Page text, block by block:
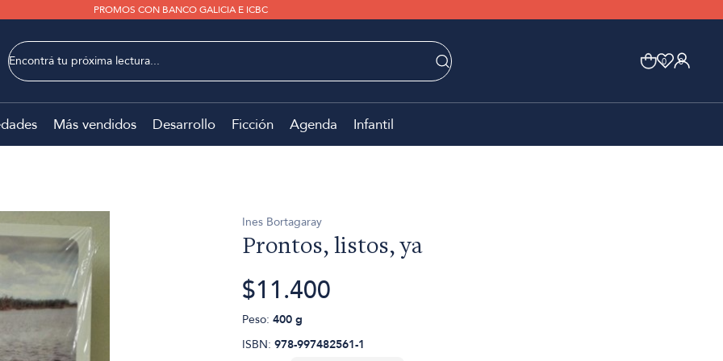
PROMOS CON BANCO GALICIA E ICBC
0 0
Más vendidos Desarrollo Ficción Agenda Infantil
Ines Bortagaray
Prontos, listos, ya
$11.400
Peso: 400 g
ISBN: 978-997482561-1